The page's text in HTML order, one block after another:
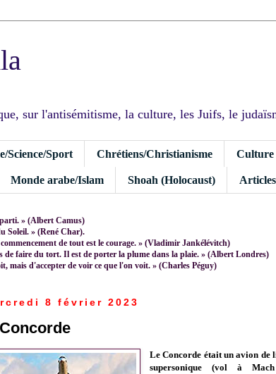
sur l'antisémitisme, la culture, les Juifs, le
Science/Sport Chrétiens/Christianisme
Monde arabe/Islam Shoah (Holocaust)
parti. » (Albert Camus)
Soleil. » (René Char).
de tout est le courage. » (Vladimir Jankélévitch)
de faire du tort. Il est de porter la plume dans la plaie. » (Albert Londres)
mais d'accepter de voir ce que l'on voit. » (Charles Péguy)
8 février 2023
Le Concorde était un avion de
supersonique (vol à